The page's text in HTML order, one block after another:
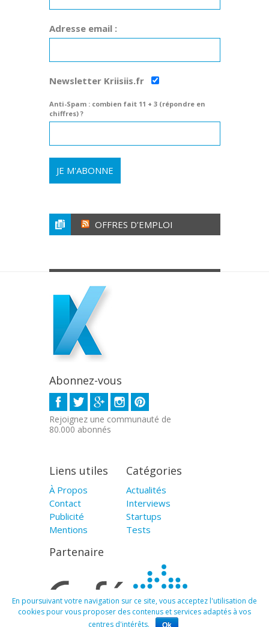
Adresse email :
Newsletter Kriisiis.fr
Anti-Spam : combien fait 11 + 3 (répondre en
chiffres) ?
OFFRES D’EMPLOI
Abonnez-vous
Rejoignez une communauté de
80.000 abonnés
Liens utiles
À Propos
Contact
Publicité
Mentions
Catégories
Actualités
Interviews
Startups
Tests
Partenaire
En poursuivant votre navigation sur ce site, vous acceptez l'utilisation de
cookies pour vous proposer des contenus et services adaptés à vos
centres d'intérêts.
Ok